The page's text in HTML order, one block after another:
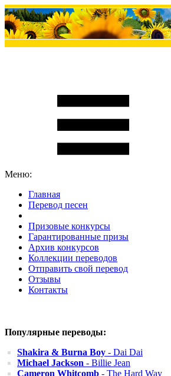
Меню:
Главная
Перевод песен
Призовые конкурсы
Гарантированные призы
Архив конкурсов
Коллекции переводов
Отправить свой перевод
Отзывы
Контакты
Популярные переводы:
Shakira & Burna Boy - Dai Dai
Michael Jackson - Billie Jean
Cameron Whitcomb - The Hard Way